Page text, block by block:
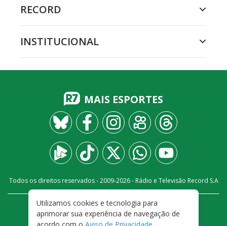
RECORD
INSTITUCIONAL
MAIS ESPORTES
Todos os direitos reservados - 2009-2026- Rádio e Televisão Record S.A
FALE CONOSCO
PRIVACIDADE
TERMOS E CONDIÇÕES DE USO
Utilizamos cookies e tecnologia para
aprimorar sua experiência de navegação de